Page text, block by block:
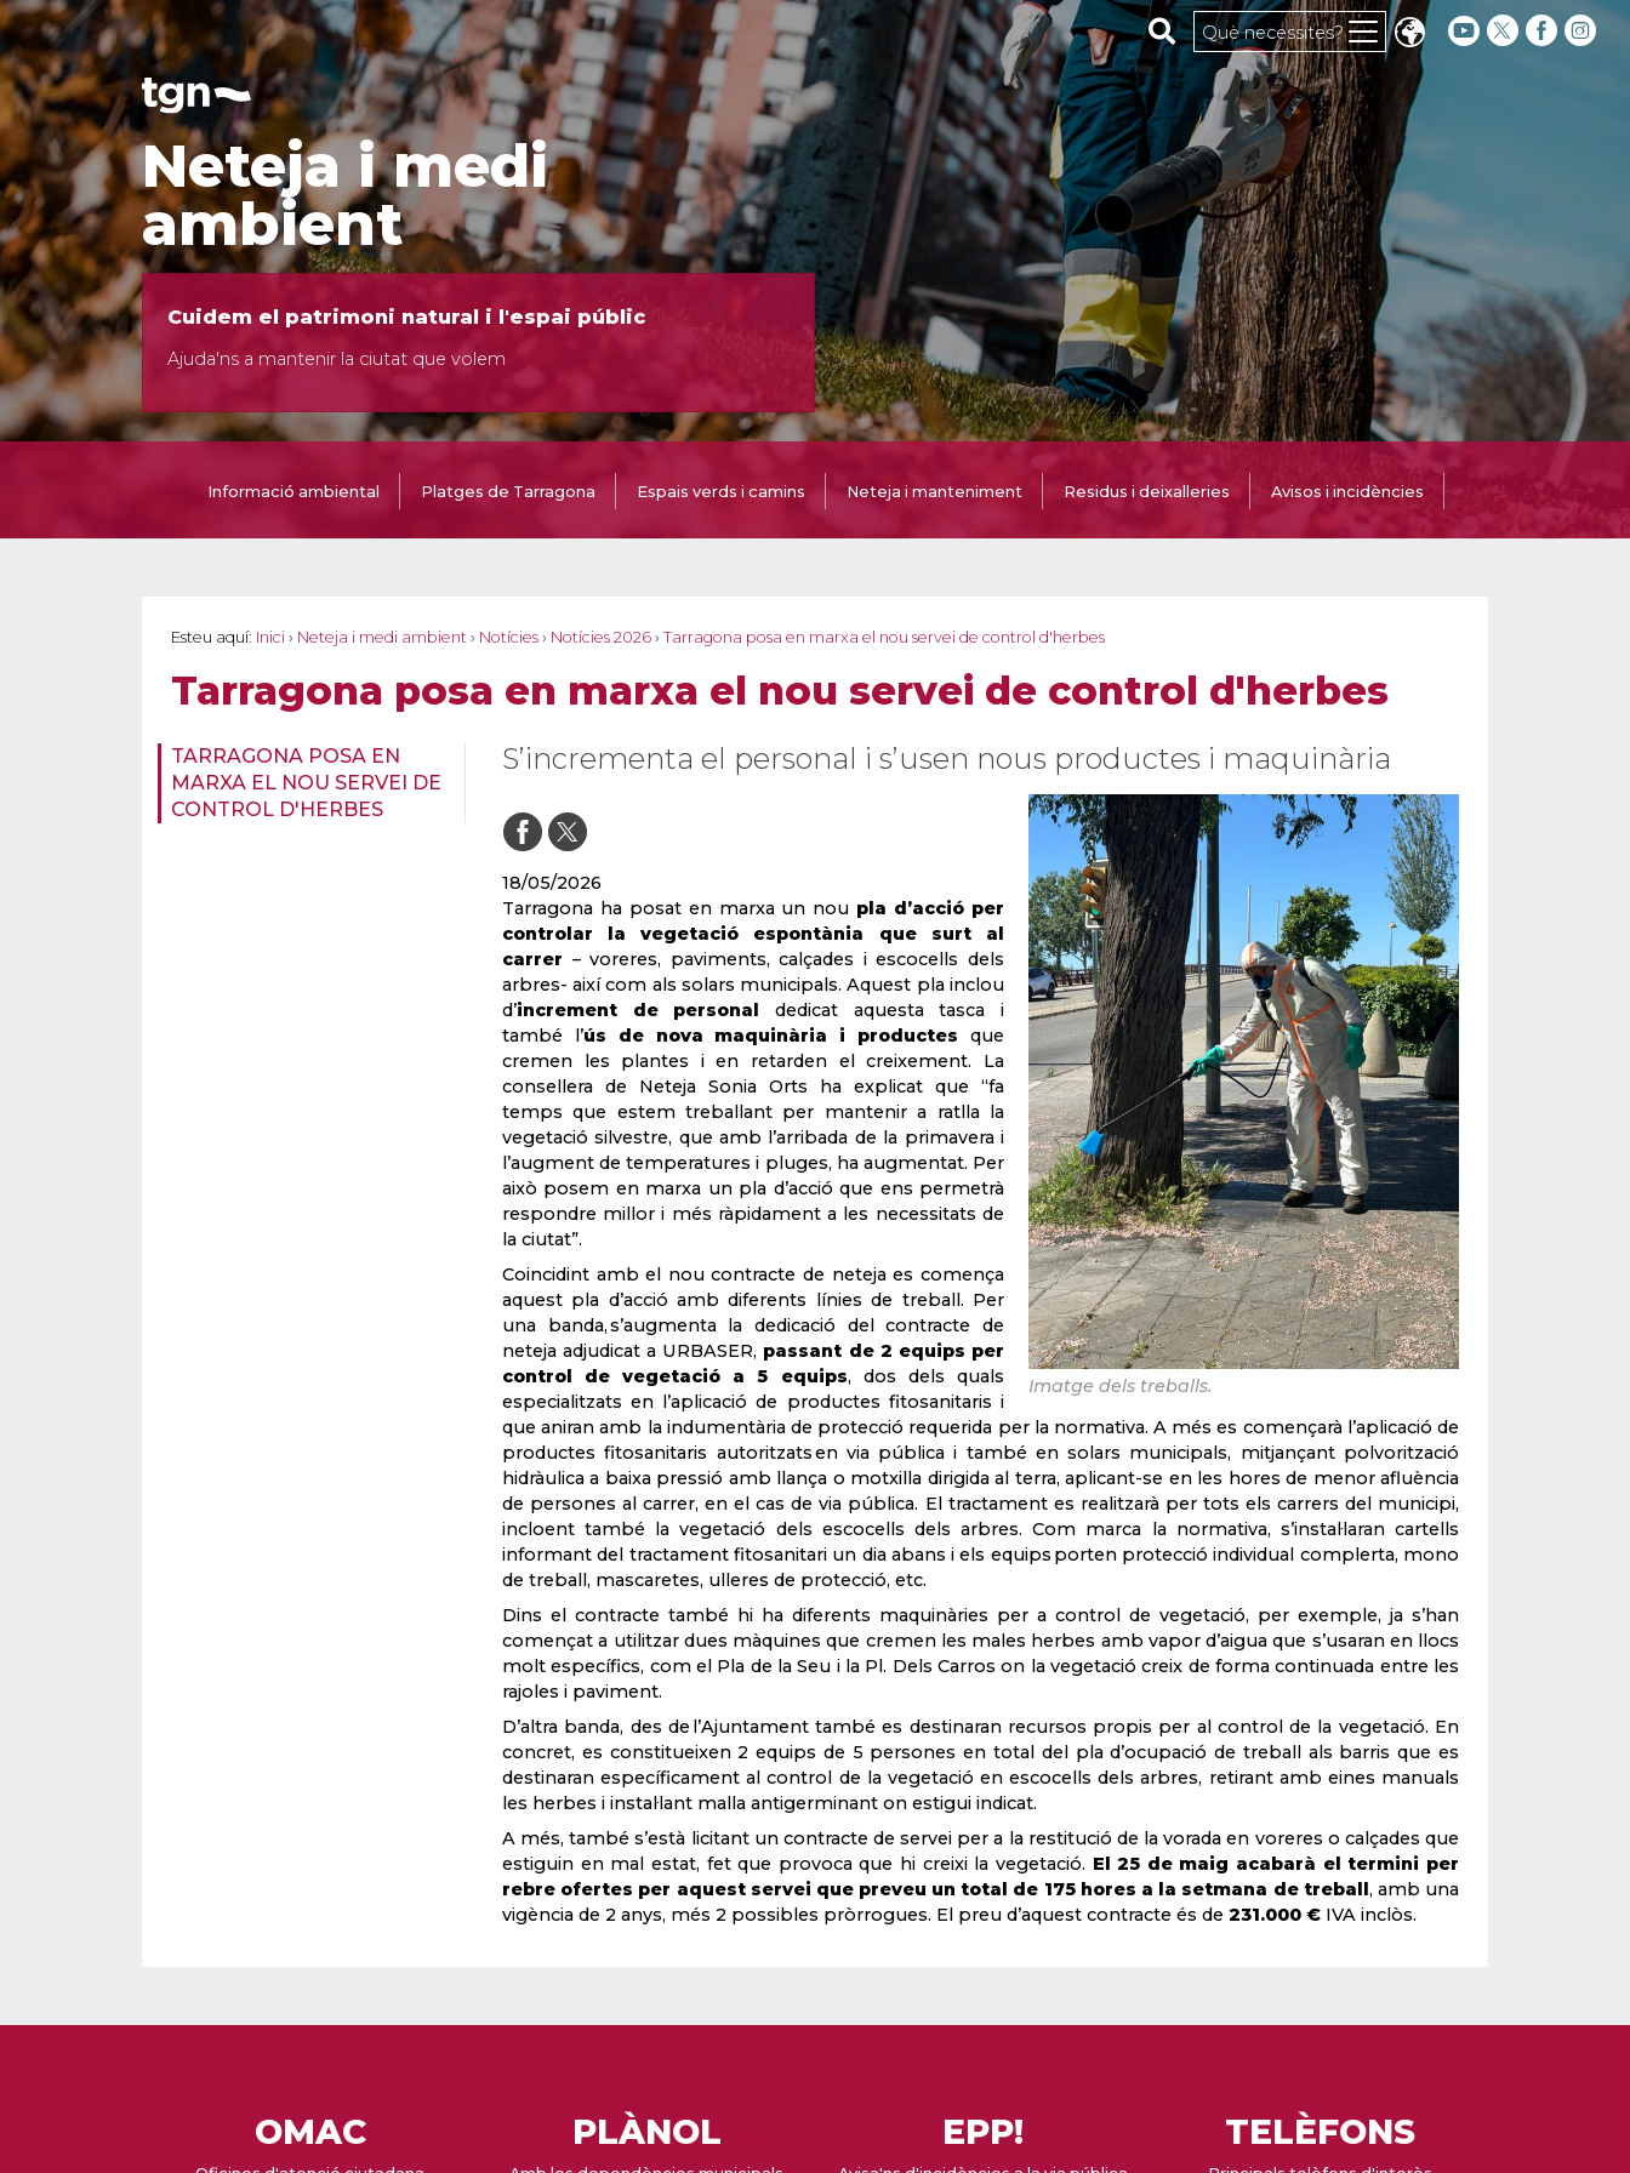
Cerca al web
Què necessites?
Neteja i medi
ambient
Cuidem el patrimoni natural i l'espai públic
Ajuda'ns a mantenir la ciutat que volem
Informació ambiental Platges de Tarragona Espais verds i camins Neteja i manteniment Residus i deixalleries Avisos i incidències
Esteu aquí: Inici › Neteja i medi ambient › Notícies › Notícies 2026 › Tarragona posa en marxa el nou servei de control d'herbes
Tarragona posa en marxa el nou servei de control d'herbes
TARRAGONA POSA EN
MARXA EL NOU SERVEI DE
CONTROL D'HERBES
S’incrementa el personal i s’usen nous productes i maquinària
Imatge dels treballs.
18/05/2026
Tarragona ha posat en marxa un nou pla d’acció per
controlar la vegetació espontània que surt al
carrer – voreres, paviments, calçades i escocells dels
arbres- així com als solars municipals. Aquest pla inclou
d’increment de personal
dedicat aquesta tasca i
també l’ús de nova maquinària i productes que
cremen les plantes i en retarden el creixement. La
consellera de Neteja Sonia Orts ha explicat que “fa
temps que estem treballant per mantenir a ratlla la
vegetació silvestre, que amb l’arribada de la primavera i
l’augment de temperatures i pluges, ha augmentat. Per
això posem en marxa un pla d’acció que ens permetrà
respondre millor i més ràpidament a les necessitats de
la ciutat”.
Coincidint amb el nou contracte de neteja es comença
aquest pla d’acció amb diferents línies de treball. Per
una banda, s’augmenta la dedicació del contracte de
neteja adjudicat a URBASER, passant de 2 equips per
control de vegetació a 5 equips, dos dels quals
especialitzats en l’aplicació de productes fitosanitaris i
que aniran amb la indumentària de protecció requerida per la normativa. A més es començarà l’aplicació de
productes fitosanitaris autoritzats en via pública i també en solars municipals, mitjançant polvorització
hidràulica a baixa pressió amb llança o motxilla dirigida al terra, aplicant-se en les hores de menor afluència
de persones al carrer, en el cas de via pública. El tractament es realitzarà per tots els carrers del municipi,
incloent també la vegetació dels escocells dels arbres. Com marca la normativa, s’instal·laran cartells
informant del tractament fitosanitari un dia abans i els equips porten protecció individual complerta, mono
de treball, mascaretes, ulleres de protecció, etc.
Dins el contracte també hi ha diferents maquinàries per a control de vegetació, per exemple, ja s’han
començat a utilitzar dues màquines que cremen les males herbes amb vapor d’aigua que s’usaran en llocs
molt específics, com el Pla de la Seu i la Pl. Dels Carros on la vegetació creix de forma continuada entre les
rajoles i paviment.
D’altra banda, des de l’Ajuntament també es destinaran recursos propis per al control de la vegetació. En
concret, es constitueixen 2 equips de 5 persones en total del pla d’ocupació de treball als barris que es
destinaran específicament al control de la vegetació en escocells dels arbres, retirant amb eines manuals
les herbes i instal·lant malla antigerminant on estigui indicat.
A més, també s’està licitant un contracte de servei per a la restitució de la vorada en voreres o calçades que
estiguin en mal estat, fet que provoca que hi creixi la vegetació. El 25 de maig acabarà el termini per
rebre ofertes per aquest servei que preveu un total de 175 hores a la setmana de treball , amb una
vigència de 2 anys, més 2 possibles pròrrogues. El preu d’aquest contracte és de 231.000 € IVA inclòs.
OMAC PLÀNOL EPP! TELÈFONS